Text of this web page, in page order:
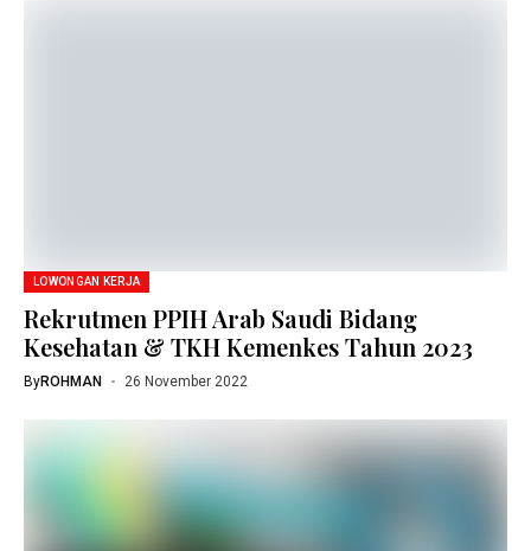
LOWONGAN KERJA
Rekrutmen PPIH Arab Saudi Bidang
Kesehatan & TKH Kemenkes Tahun 2023
ByROHMAN 26 November 2022